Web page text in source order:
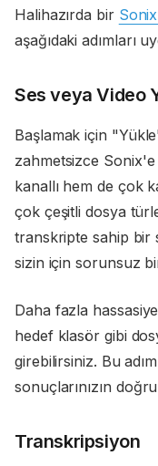
Halihazırda bir
aşağıdaki adımları
Ses veya Video
Başlamak için
zahmetsizce
kanallı hem de çok
çok çeşitli dosya
transkripte sahip bir
sizin için sorunsuz
Daha fazla
hedef klasör gibi
girebilirsiniz. Bu
sonuçlarınızın
Transkripsiyon